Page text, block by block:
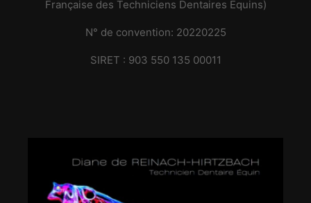
Française des Techniciens Dentaires Equins)
N° de convention: 20220225
SIRET : 903 550 135 00011